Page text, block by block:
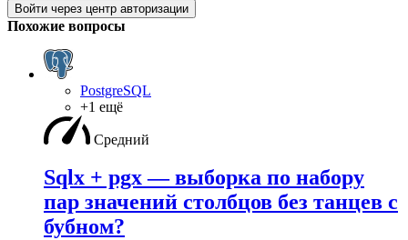
Войти через центр авторизации
Похожие вопросы
PostgreSQL
+1 ещё
Средний
Sqlx + pgx — выборка по набору
пар значений столбцов без танцев с
бубном?